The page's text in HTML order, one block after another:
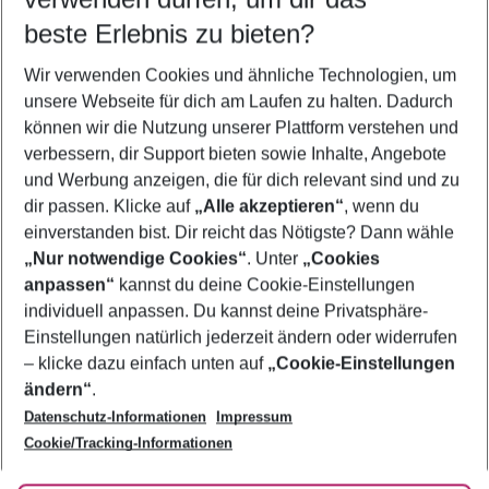
5-8 Nächte
2 Erwachsene Keine Kinder
Mehr Filter anzeigen
Footer
Footer navigation
Über uns
AGB
Bestpreisgarantie
Cookie-Einstellungen ändern
Cookie-Richtlinie
Agenturbetreuung
Barrierefreies Reisen
Folge uns
beste Erlebnis zu bieten?
Wir verwenden Cookies und ähnliche Technologien, um
unsere Webseite für dich am Laufen zu halten. Dadurch
können wir die Nutzung unserer Plattform verstehen und
verbessern, dir Support bieten sowie Inhalte, Angebote
und Werbung anzeigen, die für dich relevant sind und zu
dir passen. Klicke auf „Alle akzeptieren“, wenn du
einverstanden bist. Dir reicht das Nötigste? Dann wähle
„Nur notwendige Cookies“. Unter „Cookies
anpassen“ kannst du deine Cookie-Einstellungen
individuell anpassen. Du kannst deine Privatsphäre-
Einstellungen natürlich jederzeit ändern oder widerrufen
– klicke dazu einfach unten auf „Cookie-Einstellungen
ändern“.
Datenschutz-Informationen
Impressum
Cookie/Tracking-Informationen